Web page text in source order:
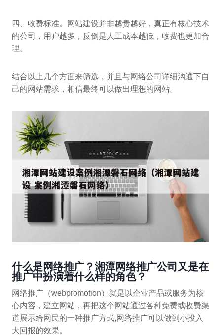
四、收费标准。网站建设并非越贵越好，真正有核心技术
的公司，用户越多，反倒是人工成本越低，收费也更加合
理。
结合以上几个方面来筛选，并且与网络公司详细沟通下自
己的网站需求，相信最终可以做出理想的网站。
什么是网络推广？湘潭网络推广公司又是在
推广中扮演着什么样的角色？
网络推广（webpromotion）就是以企业产品或服务为核
心内容，建立网站，再把这个网站通过各种免费或收费渠
道展示给网民的一种推广方式,网络推广可以做到小投入
大回报的效果。